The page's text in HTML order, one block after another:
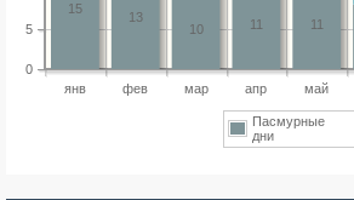
янв фев мар апр май
0
5 11
11
10
13
15
Пасмурные
дни